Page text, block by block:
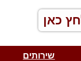
כאן
שירותים